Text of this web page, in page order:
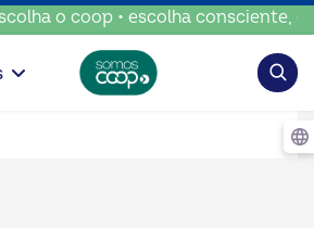
• escolha consciente, escolha